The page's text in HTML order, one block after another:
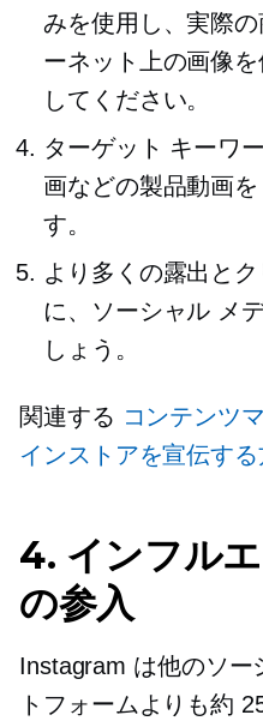
みを使用し、実際
ーネット上の画像
してください。
ターゲット キーワ
画などの製品動画
す。
より多くの露出と
に、ソーシャル メ
しょう。
関連する コンテンツ
インストアを宣伝す
4. インフル
の参入
Instagram は他のソー
トフォームよりも約